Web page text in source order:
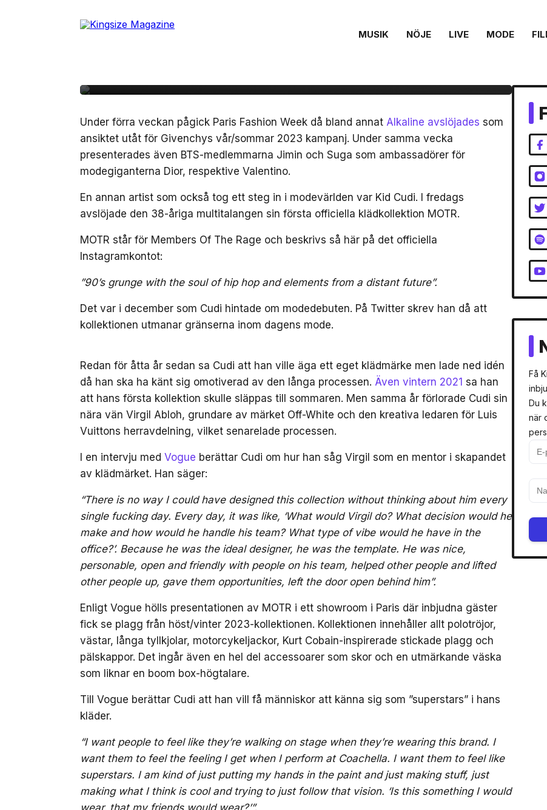
MUSIK NÖJE LIVE MODE
MODE 23 januari, 2023
Kid Cudi lanserar nya klädmärket MOTR
Under förra veckan pågick Paris Fashion Week då bland annat Alkaline avslöjades som
ansiktet utåt för Givenchys vår/sommar 2023 kampanj. Under samma vecka
presenterades även BTS-medlemmarna Jimin och Suga som ambassadörer för
modegiganterna Dior, respektive Valentino.
En annan artist som också tog ett steg in i modevärlden var Kid Cudi. I fredags
avslöjade den 38-åriga multitalangen sin första officiella klädkollektion MOTR.
MOTR står för Members Of The Rage och beskrivs så här på det officiella
Instagramkontot:
”90’s grunge with the soul of hip hop and elements from a distant future”.
Det var i december som Cudi hintade om modedebuten. På Twitter skrev han då att
kollektionen utmanar gränserna inom dagens mode.
Redan för åtta år sedan sa Cudi att han ville äga ett eget klädmärke men lade ned idén
då han ska ha känt sig omotiverad av den långa processen. Även vintern 2021 sa han
att hans första kollektion skulle släppas till sommaren. Men samma år förlorade Cudi sin
nära vän Virgil Abloh, grundare av märket Off-White och den kreativa ledaren för Luis
Vuittons herravdelning, vilket senarelade processen.
I en intervju med Vogue berättar Cudi om hur han såg Virgil som en mentor i skapandet
av klädmärket. Han säger:
“There is no way I could have designed this collection without thinking about him every
single fucking day. Every day, it was like, ‘What would Virgil do? What decision would he
make and how would he handle his team? What type of vibe would he have in the
office?’. Because he was the ideal designer, he was the template. He was nice,
personable, open and friendly with people on his team, helped other people and lifted
other people up, gave them opportunities, left the door open behind him”.
Enligt Vogue hölls presentationen av MOTR i ett showroom i Paris där inbjudna gäster
fick se plagg från höst/vinter 2023-kollektionen. Kollektionen innehåller allt polotröjor,
västar, långa tyllkjolar, motorcykeljackor, Kurt Cobain-inspirerade stickade plagg och
pälskappor. Det ingår även en hel del accessoarer som skor och en utmärkande väska
som liknar en boom box-högtalare.
Till Vogue berättar Cudi att han vill få människor att känna sig som ”superstars” i hans
kläder.
“I want people to feel like they’re walking on stage when they’re wearing this brand. I
want them to feel the feeling I get when I perform at Coachella. I want them to feel like
superstars. I am kind of just putting my hands in the paint and just making stuff, just
making what I think is cool and trying to just follow that vision. ‘Is this something I would
wear, that my friends would wear?’”.
Få
Du
när